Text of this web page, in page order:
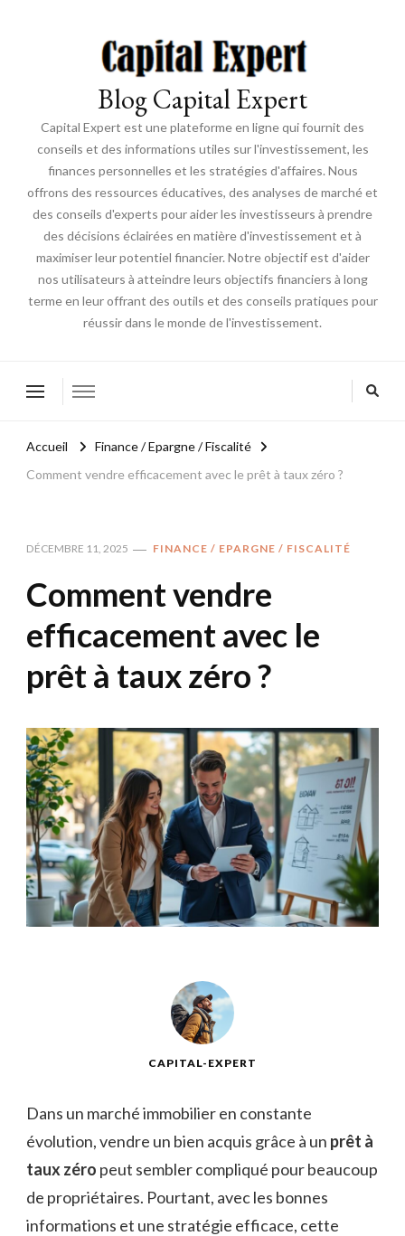
Blog Capital Expert
Capital Expert est une plateforme en ligne qui fournit des
conseils et des informations utiles sur l'investissement, les
finances personnelles et les stratégies d'affaires. Nous
offrons des ressources éducatives, des analyses de marché et
des conseils d'experts pour aider les investisseurs à prendre
des décisions éclairées en matière d'investissement et à
maximiser leur potentiel financier. Notre objectif est d'aider
nos utilisateurs à atteindre leurs objectifs financiers à long
terme en leur offrant des outils et des conseils pratiques pour
réussir dans le monde de l'investissement.
Accueil
Finance / Epargne / Fiscalité
Comment vendre efficacement avec le prêt à taux zéro ?
DÉCEMBRE 11, 2025 FINANCE / EPARGNE / FISCALITÉ
Comment vendre
efficacement avec le
prêt à taux zéro ?
CAPITAL-EXPERT
Dans un marché immobilier en constante
évolution, vendre un bien acquis grâce à un prêt à
taux zéro peut sembler compliqué pour beaucoup
de propriétaires. Pourtant, avec les bonnes
informations et une stratégie efficace, cette